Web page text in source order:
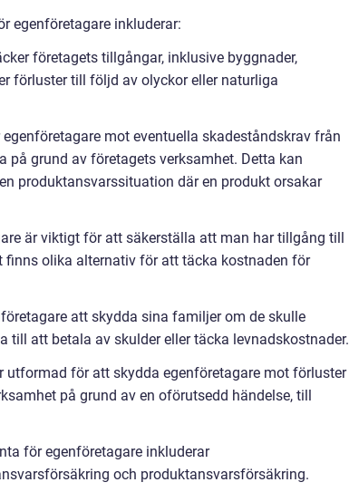
egenföretagare inkluderar:
företagets tillgångar, inklusive byggnader,
förluster till följd av olyckor eller naturliga
mot eventuella skadeståndskrav från
på grund av företagets verksamhet. Detta kan
produktansvarssituation där en produkt orsakar
är viktigt för att säkerställa att man har tillgång till
finns olika alternativ för att täcka kostnaden för
att skydda sina familjer om de skulle
till att betala av skulder eller täcka levnadskostnader.
för att skydda egenföretagare mot förluster
på grund av en oförutsedd händelse, till
för egenföretagare inkluderar
och produktansvarsförsäkring.